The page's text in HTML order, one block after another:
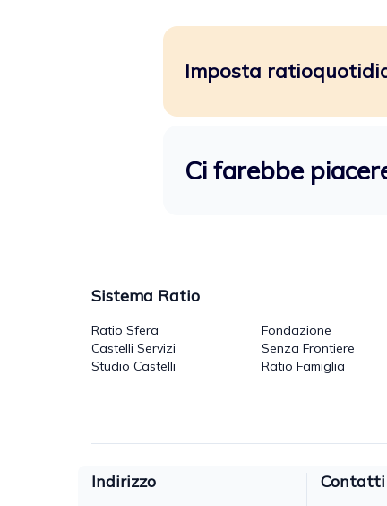
Imposta
Ci farebbe
Sistema Ratio
Ratio Sfera
Castelli Servizi
Studio Castelli
Fondazione
Senza Frontiere
Ratio Famiglia
Indirizzo Contatti